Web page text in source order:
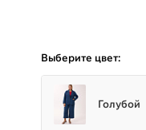
Выберите цвет:
Голубой